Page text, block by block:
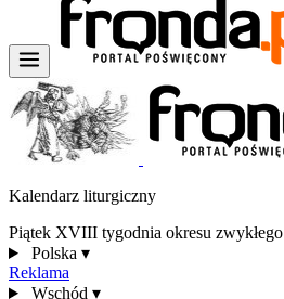
Kalendarz liturgiczny
Piątek XVIII tygodnia okresu zwykłego
Polska ▾
Reklama
Wschód ▾